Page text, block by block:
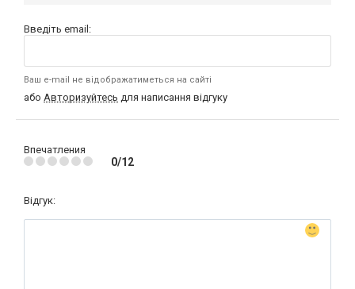
Введіть email:
Ваш e-mail не відображатиметься на сайті
або Авторизуйтесь для написання відгуку
Впечатления
0/12
Відгук: